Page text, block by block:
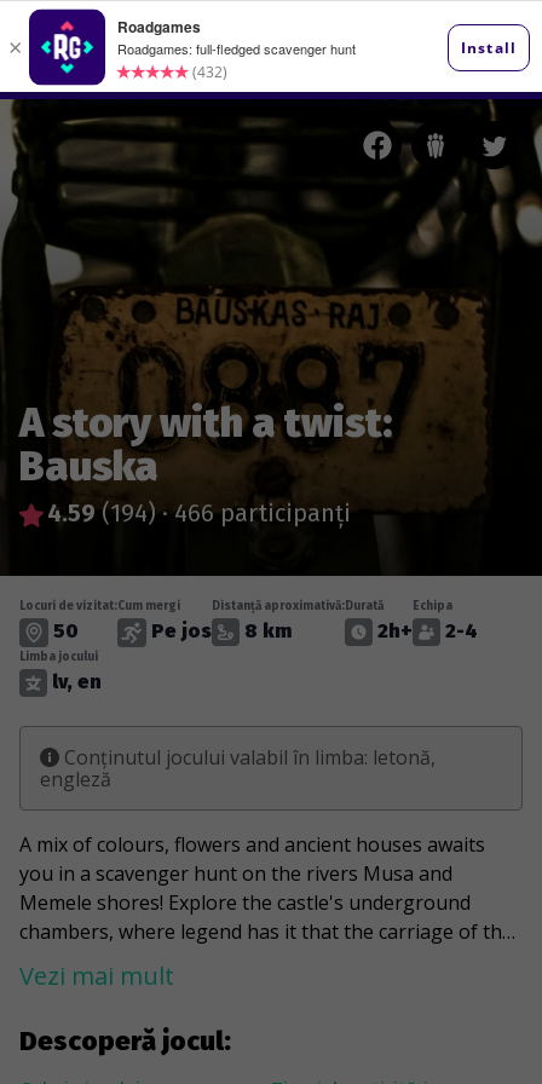
A story with a twist:
Bauska
4.59 (194)· 466 participanți
Descoperă jocul:
Locuri de vizitat:
50
Cum mergi
Pe jos
Distanță aproximativă:
8 km
Durată
2h+
Echipa
2-4
Limba jocului
lv, en
Conținutul jocului valabil în limba: letonă,
engleză
A mix of colours, flowers and ancient houses awaits
you in a scavenger hunt on the rivers Musa and
Memele shores! Explore the castle's underground
chambers, where legend has it that the carriage of the
duke of Courland is hidden. You will find the Bauska
nature trail, an unusual door in a bright blue colour,
of a previously burned-down synagogue. The game will
also take you to a mosaic with images of the water
Vezi mai mult